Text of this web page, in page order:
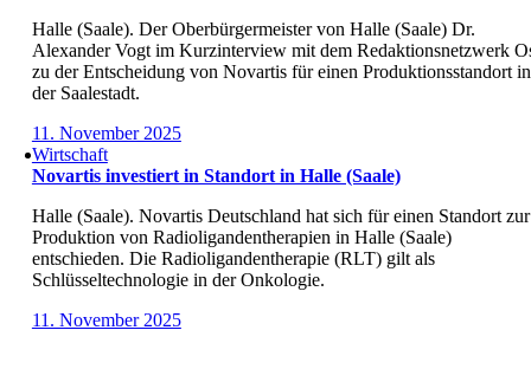
Halle (Saale). Der Oberbürgermeister von Halle (Saale) Dr.
Alexander Vogt im Kurzinterview mit dem Redaktionsnetzwerk
zu der Entscheidung von Novartis für einen Produktionsstandort in
der Saalestadt.
11. November 2025
Wirtschaft
Novartis investiert in Standort in Halle (Saale)
Halle (Saale). Novartis Deutschland hat sich für einen Standort zur
Produktion von Radioligandentherapien in Halle (Saale)
entschieden. Die Radioligandentherapie (RLT) gilt als
Schlüsseltechnologie in der Onkologie.
11. November 2025